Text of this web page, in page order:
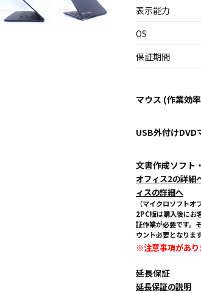
表示能力
OS
保証期間
マウス (作業効
USB外付けDVD
文書作成ソフト
オフィス2の詳細
ィスの詳細へ
（マイクロソフト
2PC版は購入後にお
証作業が必要です。
ウント必要となります
※注意事項があり
延長保証
延長保証の説明